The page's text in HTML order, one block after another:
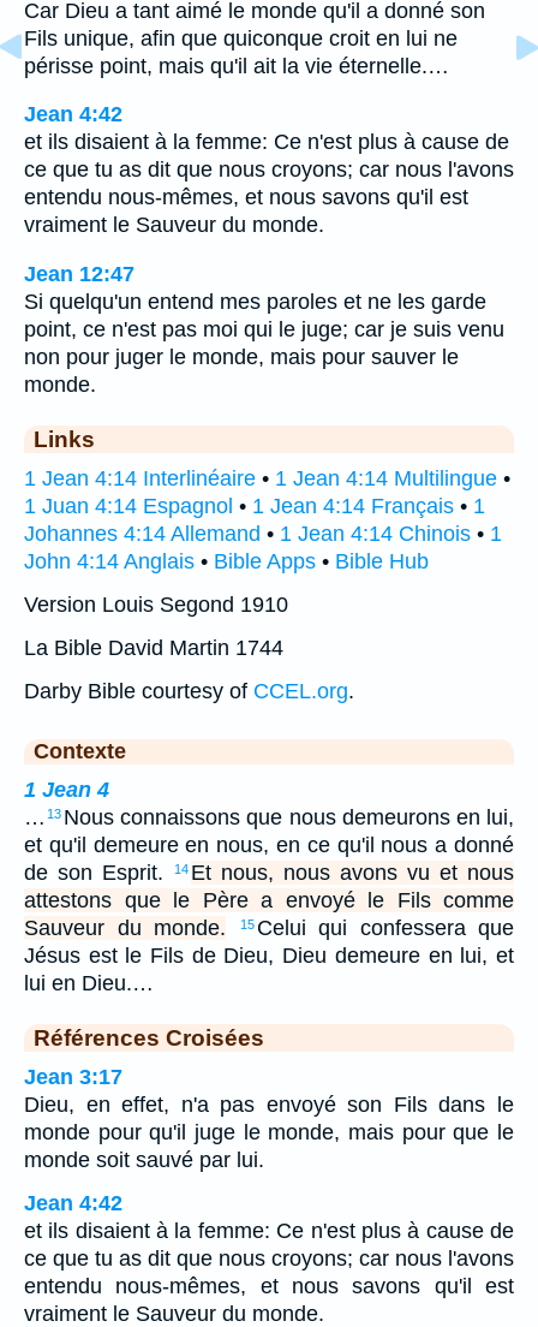
Car Dieu a tant aimé le monde qu'il a donné son
Fils unique, afin que quiconque croit en lui ne
périsse point, mais qu'il ait la vie éternelle.…
Jean 4:42
et ils disaient à la femme: Ce n'est plus à cause de
ce que tu as dit que nous croyons; car nous l'avons
entendu nous-mêmes, et nous savons qu'il est
vraiment le Sauveur du monde.
Jean 12:47
Si quelqu'un entend mes paroles et ne les garde
point, ce n'est pas moi qui le juge; car je suis venu
non pour juger le monde, mais pour sauver le
monde.
Links
1 Jean 4:14 Interlinéaire • 1 Jean 4:14 Multilingue •
1 Juan 4:14 Espagnol • 1 Jean 4:14 Français • 1
Johannes 4:14 Allemand • 1 Jean 4:14 Chinois • 1
John 4:14 Anglais • Bible Apps • Bible Hub
Version Louis Segond 1910
La Bible David Martin 1744
Darby Bible courtesy of CCEL.org.
Contexte
1 Jean 4
… 13 Nous connaissons que nous demeurons en lui,
et qu'il demeure en nous, en ce qu'il nous a donné
de son Esprit.
14 Et nous, nous avons vu et nous
attestons que le Père a envoyé le Fils comme
Sauveur du monde.
15 Celui qui confessera que
Jésus est le Fils de Dieu, Dieu demeure en lui, et
lui en Dieu.…
Références Croisées
Jean 3:17
Dieu, en effet, n'a pas envoyé son Fils dans le
monde pour qu'il juge le monde, mais pour que le
monde soit sauvé par lui.
Jean 4:42
et ils disaient à la femme: Ce n'est plus à cause de
ce que tu as dit que nous croyons; car nous l'avons
entendu nous-mêmes, et nous savons qu'il est
vraiment le Sauveur du monde.